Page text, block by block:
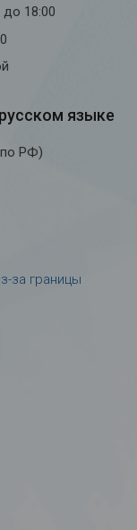
до 18:00
языке
РФ)
за границы